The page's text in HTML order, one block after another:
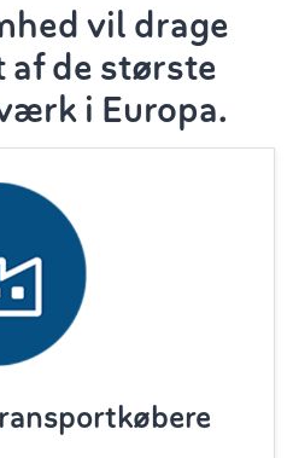
vil drage
af de største
i Europa.